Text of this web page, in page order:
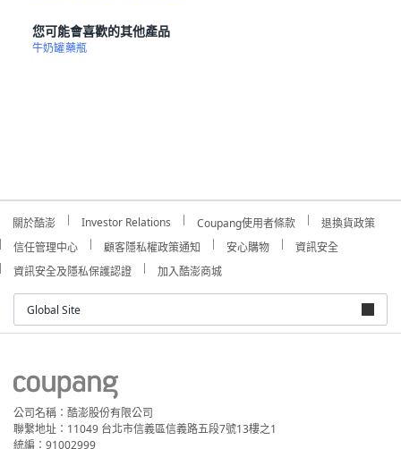
您可能會喜歡的其他產品
牛奶罐藥瓶
關於酷澎 Investor Relations Coupang使用者條款
退換貨政策
信任管理中心
顧客隱私權政策通知 安心購物
資訊安全
資訊安全及隱私保護認證
加入酷澎商城
Global Site
公司名稱：酷澎股份有限公司
聯繫地址：11049 台北市信義區信義路五段7號13樓之1
統編：91002999